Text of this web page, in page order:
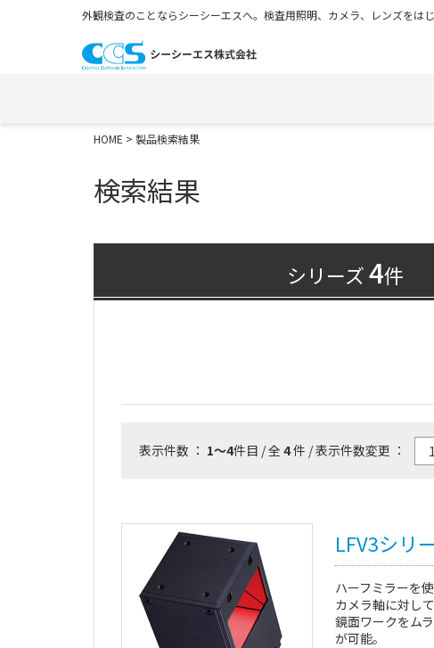
外観検査のことならシーシーエスへ。検査用照明、カメラ、レンズを
HOME > 製品検索結果
検索結果
シリーズ4件
表示件数 ： 1～4件目 / 全 4件 / 表示件数変更 ：
LFV3シリ
ハーフミラーを
カメラ軸に対し
鏡面ワークをム
が可能。